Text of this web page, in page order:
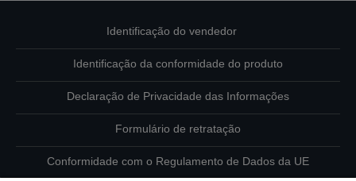
Identificação do vendedor
Identificação da conformidade do produto
Declaração de Privacidade das Informações
Formulário de retratação
Conformidade com o Regulamento de Dados da UE